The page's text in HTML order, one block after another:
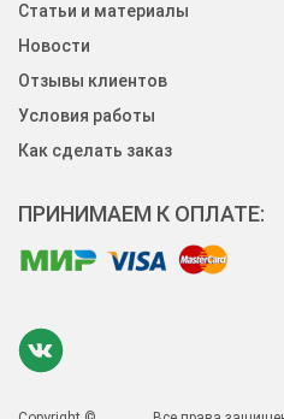
Статьи и материалы
Новости
Отзывы клиентов
Условия работы
Как сделать заказ
ПРИНИМАЕМ К ОПЛАТЕ: